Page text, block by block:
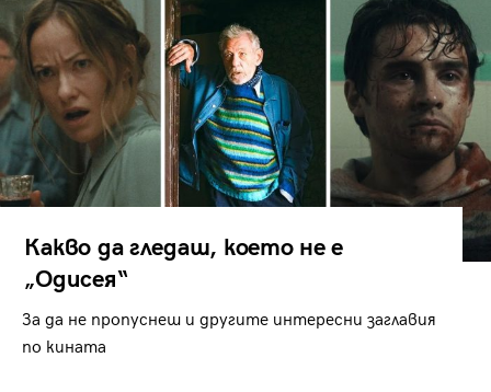
Какво да гледаш, което не е
„Одисея“
За да не пропуснеш и другите интересни заглавия
по кината